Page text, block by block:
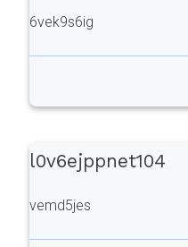
6vek9s6ig
l0v6ejppnet104
vemd5jes